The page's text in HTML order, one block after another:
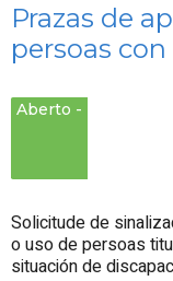
Prazas de
persoas
Aberto
Solicitude de
o uso de persoas
situación de